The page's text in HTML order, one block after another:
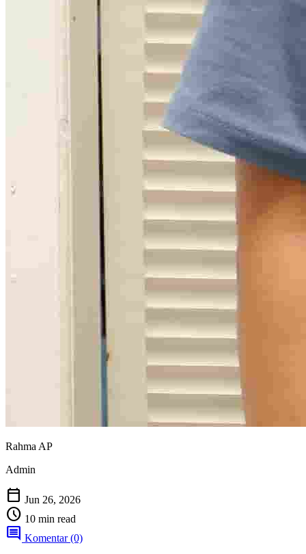
Rahma AP
Admin
calendar_today Jun 26, 2026
schedule 10 min read
comment Komentar (0)